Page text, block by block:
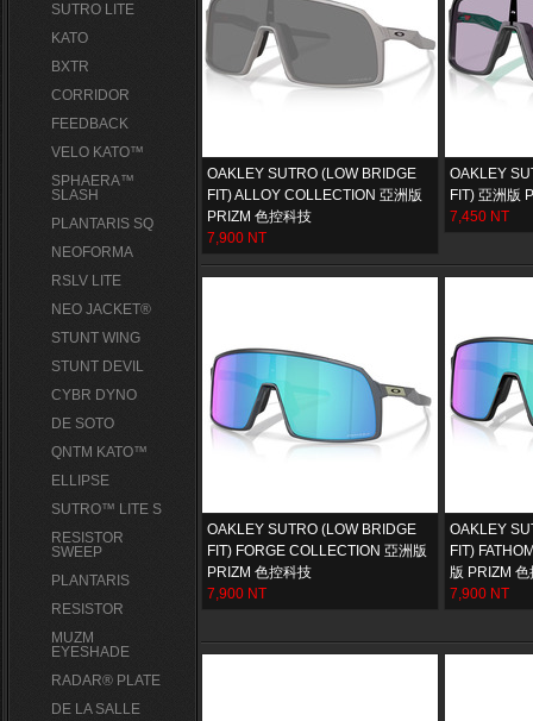
SUTRO LITE
KATO
BXTR
CORRIDOR
FEEDBACK
VELO KATO™
SPHAERA™
SLASH
PLANTARIS SQ
NEOFORMA
RSLV LITE
NEO JACKET®
STUNT WING
STUNT DEVIL
CYBR DYNO
DE SOTO
QNTM KATO™
ELLIPSE
SUTRO™ LITE S
RESISTOR
SWEEP
PLANTARIS
RESISTOR
MUZM
EYESHADE
RADAR® PLATE​
DE LA SALLE
OAKLEY SUTRO (LOW BRIDGE
FIT) ALLOY COLLECTION 亞洲版
PRIZM 色控科技
7,900 NT
OAKLEY
FIT) 亞洲版
7,450 NT
OAKLEY SUTRO (LOW BRIDGE
FIT) FORGE COLLECTION 亞洲版
PRIZM 色控科技
7,900 NT
OAKLEY
FIT)
版 PRIZM
7,900 NT